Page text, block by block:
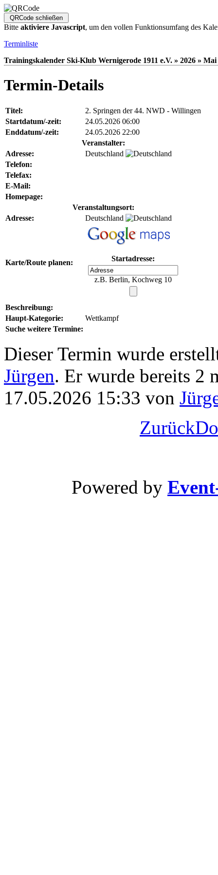
Bitte aktiviere Javascript, um den vollen Funktionsumfang des
Terminliste
Trainingskalender Ski-Klub Wernigerode 1911 e.V. » 2026 »
Termin-Details
Titel:
2. Springen der 44. NWD - Willingen
Startdatum/-zeit:
24.05.2026 06:00
Enddatum/-zeit:
24.05.2026 22:00
Veranstalter:
Adresse:
Deutschland
Telefon:
Telefax:
E-Mail:
Homepage:
Veranstaltungsort:
Adresse:
Deutschland
Karte/Route planen: Startadresse:
z.B. Berlin, Kochweg 10
Beschreibung:
Haupt-Kategorie:
Wettkampf
Suche weitere Termine:
Dieser Termin wurde
Jürgen. Er wurde bereits 2
17.05.2026 15:33 von
Zurück
Powered by